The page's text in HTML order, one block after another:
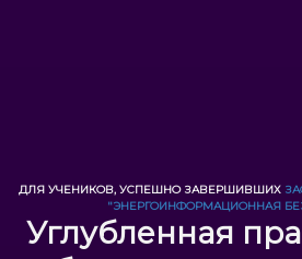
ДЛЯ УЧЕНИКОВ, УСПЕШНО ЗАВЕРШИВШИХ
"ЭНЕРГОИНФОРМАЦИОННАЯ
Углубленная